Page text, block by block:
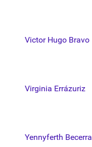
Victor Hugo Bravo
Virginia Errázuriz
Yennyferth Becerra